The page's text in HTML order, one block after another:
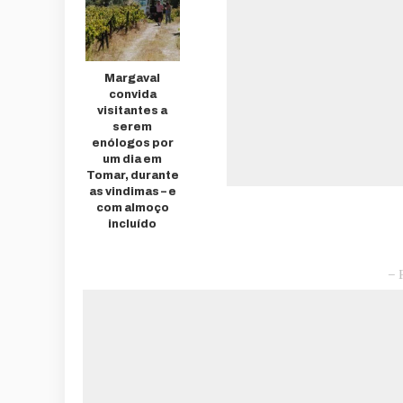
Margaval
convida
visitantes a
serem
enólogos por
um dia em
Tomar, durante
as vindimas – e
com almoço
incluído
–